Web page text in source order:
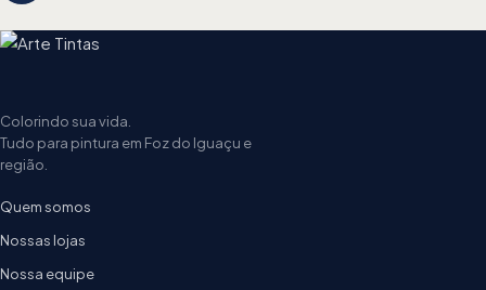
Colorindo sua vida.
Tudo para pintura em Foz do Iguaçu e
região.
Quem somos
Nossas lojas
Nossa equipe